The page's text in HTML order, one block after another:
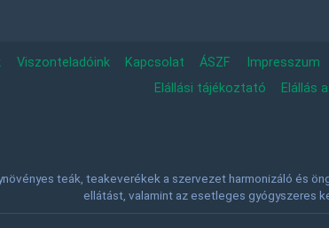
Viszonteladóink Kapcsolat ÁSZF Impresszum
Elállási tájékoztató
Elállás
teák, teakeverékek a szervezet harmonizáló és
ellátást, valamint az esetleges gyógyszeres